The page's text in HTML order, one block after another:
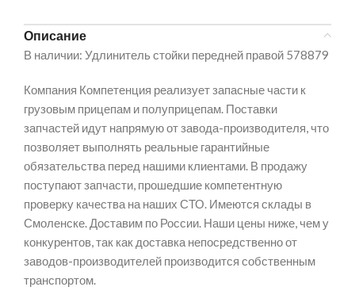
Описание
В наличии: Удлинитель стойки передней правой 578879
Компания Компетенция реализует запасные части к
грузовым прицепам и полуприцепам. Поставки
запчастей идут напрямую от завода-производителя, что
позволяет выполнять реальные гарантийные
обязательства перед нашими клиентами. В продажу
поступают запчасти, прошедшие компетентную
проверку качества на наших СТО. Имеются склады в
Смоленске. Доставим по России. Наши цены ниже, чем у
конкурентов, так как доставка непосредственно от
заводов-производителей производится собственным
транспортом.